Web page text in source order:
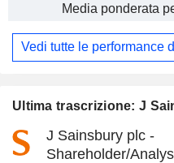
Ultima trascrizione: J
J Sainsbury plc -
Shareholder/
Media ponderata
Vedi tutte le performance